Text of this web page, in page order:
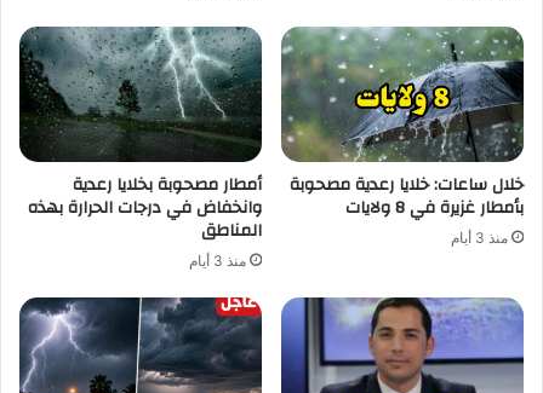
خلال ساعات: خلايا رعدية مصحوبة
بأمطار غزيرة في 8 ولايات
منذ 3 أيام
أمطار مصحوبة بخلايا رعدية
وانخفاض في درجات الحرارة بهذه
المناطق
منذ 3 أيام